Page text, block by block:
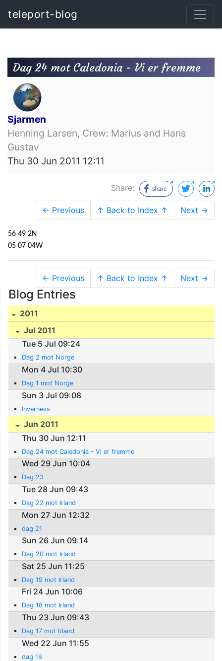
teleport-blog
Dag 24 mot Caledonia - Vi er fremme
Sjarmen
Henning Larsen, Crew: Marius and Hans
Gustav
Thu 30 Jun 2011 12:11
Share:
← Previous ↑ Back to Index ↑ Next →
56 49 2N
05 07 04W
← Previous ↑ Back to Index ↑ Next →
Blog Entries
2011
Jul 2011
Tue 5 Jul 09:24
Dag 2 mot Norge
Mon 4 Jul 10:30
Dag 1 mot Norge
Sun 3 Jul 09:08
Inverness
Jun 2011
Thu 30 Jun 12:11
Dag 24 mot Caledonia - Vi er fremme
Wed 29 Jun 10:04
Dag 23
Tue 28 Jun 09:43
Dag 22 mot Irland
Mon 27 Jun 12:32
dag 21
Sun 26 Jun 09:14
Dag 20 mot Irland
Sat 25 Jun 11:25
Dag 19 mot Irland
Fri 24 Jun 10:06
Dag 18 mot Irland
Thu 23 Jun 09:43
Dag 17 mot Irland
Wed 22 Jun 11:55
dag 16